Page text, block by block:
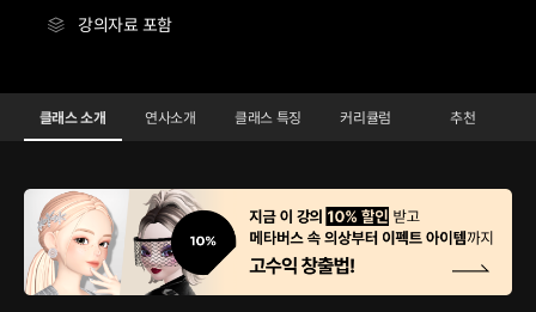
강의자료 포함
제페토 크리에이터 SINIDetails
Configuration Information Shortcuts
클래스 소개 연사소개 클래스 특징 커리큘럼 추천